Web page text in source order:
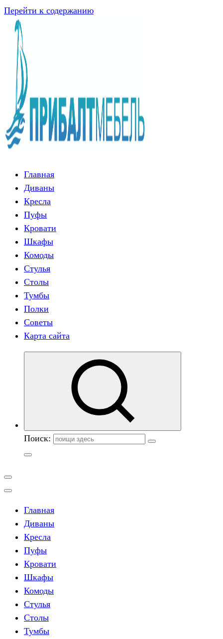
Перейти к содержанию
Главная
Диваны
Кресла
Пуфы
Кровати
Шкафы
Комоды
Стулья
Столы
Тумбы
Полки
Советы
Карта сайта
Поиск:
Главная
Диваны
Кресла
Пуфы
Кровати
Шкафы
Комоды
Стулья
Столы
Тумбы